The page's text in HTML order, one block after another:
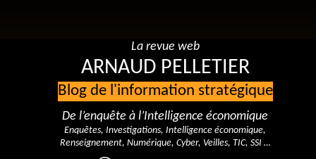
La revue web
ARNAUD PELLETIER
Blog de l'information stratégique
De l’enquête à l’Intelligence économique
Enquêtes, Investigations, Intelligence économique,
Renseignement, Numérique, Cyber, Veilles, TIC, SSI …